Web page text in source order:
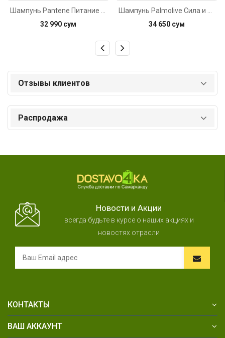
32 990 сум
34 650 сум
Отзывы клиентов
Распродажа
Новости и Акции
всегда будьте в курсе о наших акциях и
новостях отрасли
КОНТАКТЫ
ВАШ АККАУНТ